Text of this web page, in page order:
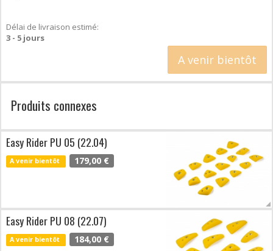
Délai de livraison estimé:
3 - 5 jours
A venir bientôt
Produits connexes
Easy Rider PU 05 (22.04)
A venir bientôt 179,00 €
Easy Rider PU 08 (22.07)
A venir bientôt 184,00 €